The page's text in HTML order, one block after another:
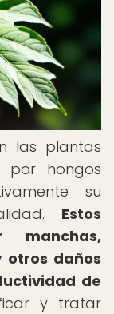
las plantas
por hongos
su
Estos
manchas,
otros daños
de
y tratar